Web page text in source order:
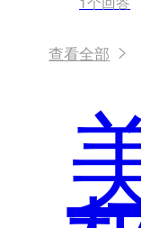
查看全部